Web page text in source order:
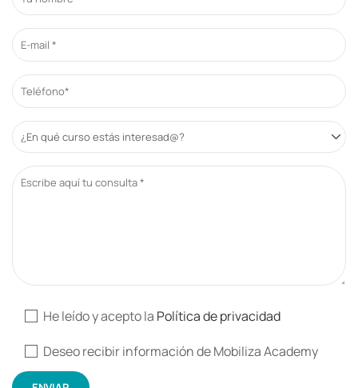
He leído y acepto la Política de privacidad
Deseo recibir información de Mobiliza Academy